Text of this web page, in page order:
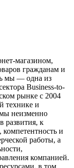
магазином,
гражданам и
мы — одна из
Business-to-
рынке с 2004
технике и
неизменно
развития, к
и
работы, а
компанией.
в том